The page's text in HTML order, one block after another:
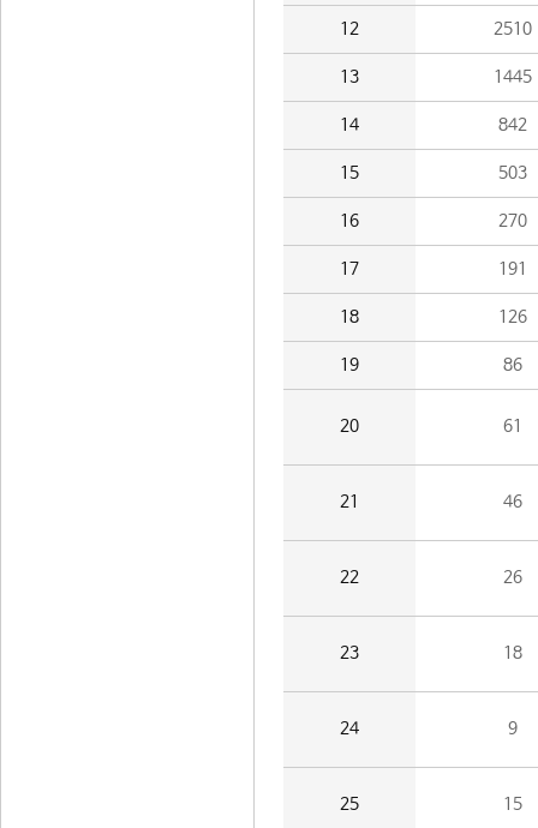
12 2510
13 1445
14 842
15 503
16 270
17 191
18 126
19 86
20 61
21 46
22 26
23 18
24 9
25 15